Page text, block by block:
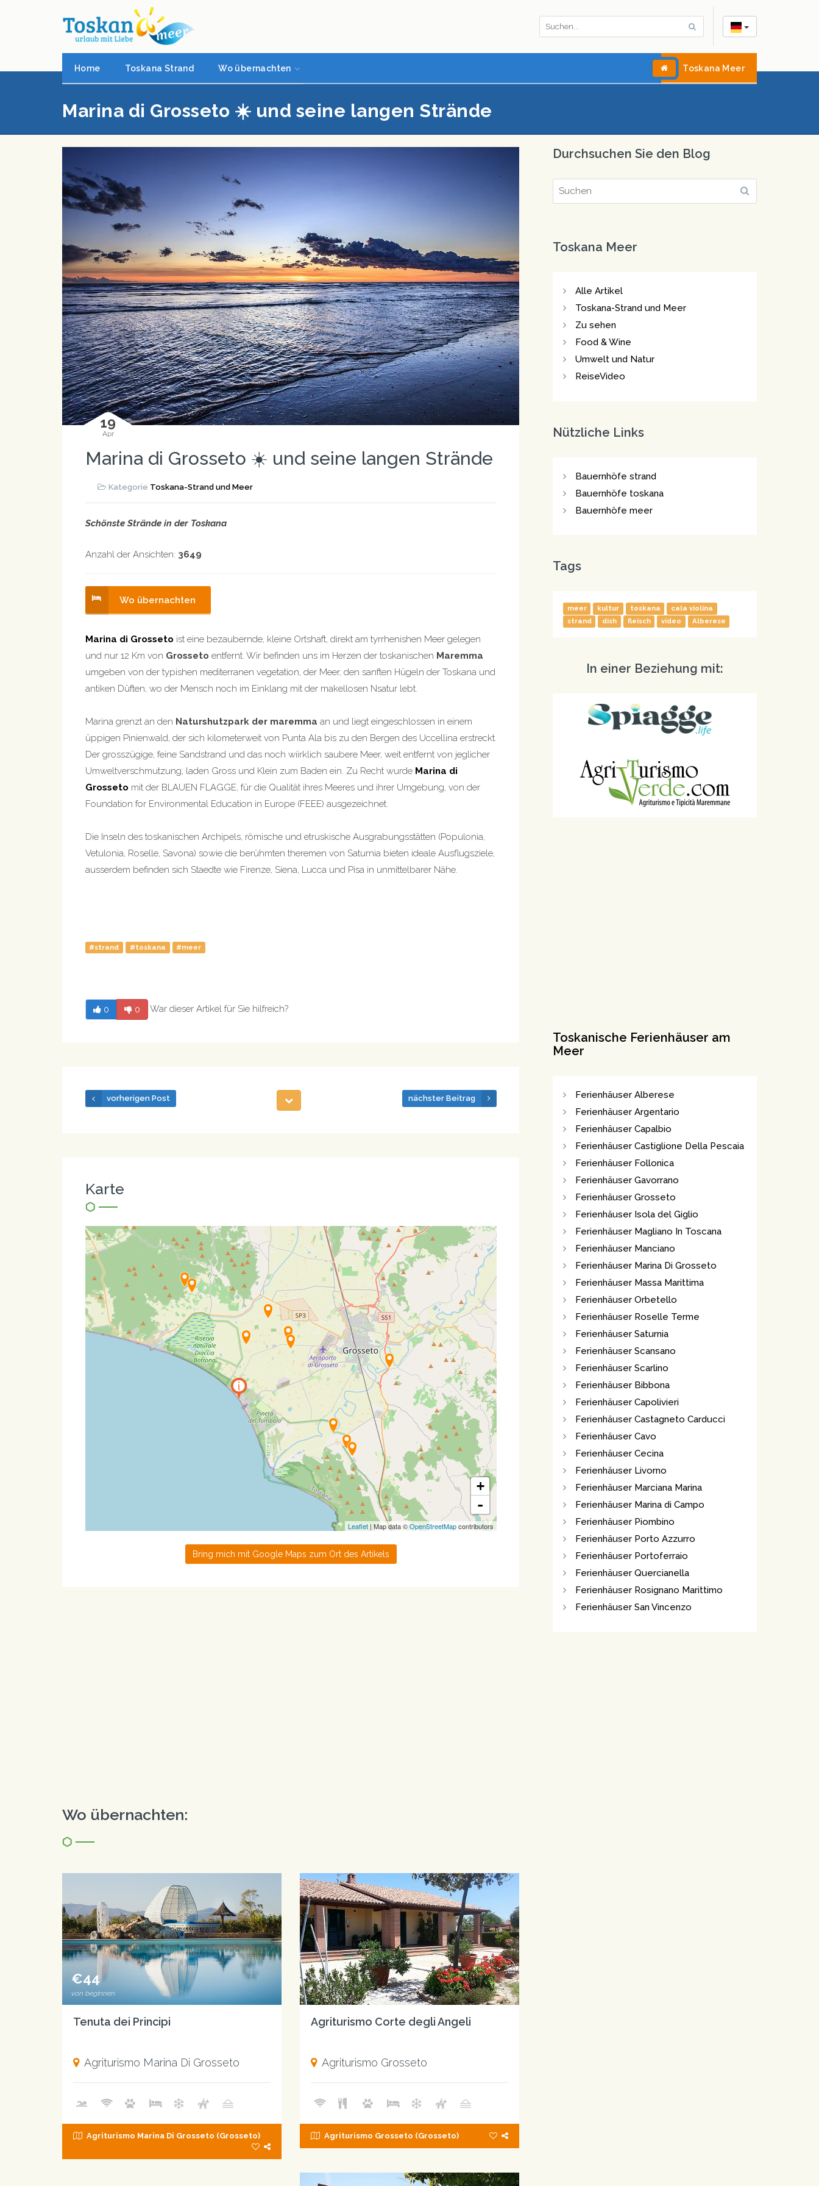
Toskana Meer
Home Toskana Strand Wo übernachten
Marina di Grosseto ☀️ und seine langen Strände
19
Apr
Marina di Grosseto ☀️ und seine langen Strände
Kategorie Toskana-Strand und Meer
Schönste Strände in der Toskana
Anzahl der Ansichten: 3649
Wo übernachten
Marina di Grosseto ist eine bezaubernde, kleine Ortshaft, direkt am tyrrhenishen Meer gelegen
und nur 12 Km von Grosseto entfernt. Wir befinden uns im Herzen der toskanischen Maremma
umgeben von der typishen mediterranen vegetation, der Meer, den sanften Hügeln der Toskana und
antiken Düften, wo der Mensch noch im Einklang mit der makellosen Nsatur lebt.
Marina grenzt an den Naturshutzpark der maremma an und liegt eingeschlossen in einem
üppigen Pinienwald, der sich kilometerweit von Punta Ala bis zu den Bergen des Uccellina erstreckt.
Der grosszügige, feine Sandstrand und das noch wiirklich saubere Meer, weit entfernt von jeglicher
Umweltverschmutzung, laden Gross und Klein zum Baden ein. Zu Recht wurde Marina di
Grosseto mit der BLAUEN FLAGGE, für die Qualität ihres Meeres und ihrer Umgebung, von der
Foundation for Environmental Education in Europe (FEEE) ausgezeichnet.
Die Inseln des toskanischen Archipels, römische und etruskische Ausgrabungsstätten (Populonia,
Vetulonia, Roselle, Savona) sowie die berühmten theremen von Saturnia bieten ideale Ausflugsziele,
ausserdem befinden sich Staedte wie Firenze, Siena, Lucca und Pisa in unmittelbarer Nähe.
#strand #toskana #meer
0 0 War dieser Artikel für Sie hilfreich?
vorherigen Post nächster Beitrag
Karte
+
-
Leaflet| Map data ©OpenStreetMapcontributors
Bring mich mit Google Maps zum Ort des Artikels
Wo übernachten:
€44
von beginnen
Tenuta dei Principi
Agriturismo Marina Di Grosseto
Agriturismo Marina Di Grosseto (Grosseto)
Agriturismo Corte degli Angeli
Agriturismo Grosseto
Agriturismo Grosseto (Grosseto)
Durchsuchen Sie den Blog
Toskana Meer
Alle Artikel
Toskana-Strand und Meer
Zu sehen
Food & Wine
Umwelt und Natur
ReiseVideo
Nützliche Links
Bauernhöfe strand
Bauernhöfe toskana
Bauernhöfe meer
Tags
meer kultur toskana
cala violina
strand
dish fleisch video Alberese
In einer Beziehung mit:
Toskanische Ferienhäuser am
Meer
Ferienhäuser Alberese
Ferienhäuser Argentario
Ferienhäuser Capalbio
Ferienhäuser Castiglione Della Pescaia
Ferienhäuser Follonica
Ferienhäuser Gavorrano
Ferienhäuser Grosseto
Ferienhäuser Isola del Giglio
Ferienhäuser Magliano In Toscana
Ferienhäuser Manciano
Ferienhäuser Marina Di Grosseto
Ferienhäuser Massa Marittima
Ferienhäuser Orbetello
Ferienhäuser Roselle Terme
Ferienhäuser Saturnia
Ferienhäuser Scansano
Ferienhäuser Scarlino
Ferienhäuser Bibbona
Ferienhäuser Capolivieri
Ferienhäuser Castagneto Carducci
Ferienhäuser Cavo
Ferienhäuser Cecina
Ferienhäuser Livorno
Ferienhäuser Marciana Marina
Ferienhäuser Marina di Campo
Ferienhäuser Piombino
Ferienhäuser Porto Azzurro
Ferienhäuser Portoferraio
Ferienhäuser Quercianella
Ferienhäuser Rosignano Marittimo
Ferienhäuser San Vincenzo